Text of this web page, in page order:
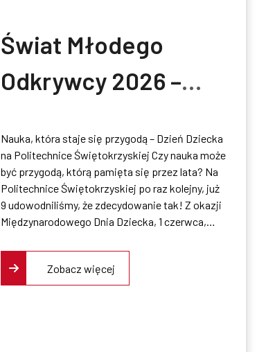
Świat Młodego
Odkrywcy 2026 –
Świętokrzyska
dzieciom
Nauka, która staje się przygodą – Dzień Dziecka
na Politechnice Świętokrzyskiej Czy nauka może
być przygodą, którą pamięta się przez lata? Na
Politechnice Świętokrzyskiej po raz kolejny, już
9 udowodniliśmy, że zdecydowanie tak! Z okazji
Międzynarodowego Dnia Dziecka, 1 czerwca,…
Zobacz więcej